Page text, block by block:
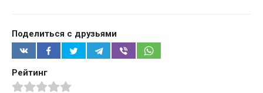
Поделиться с друзьями
Рейтинг